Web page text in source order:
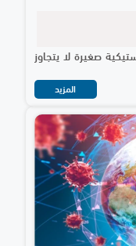
صغيرة لا يتجاوز
المزيد